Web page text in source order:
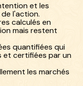
et les
l'action.
calculés en
mais restent
quantifiées qui
et certifiées par un
les marchés